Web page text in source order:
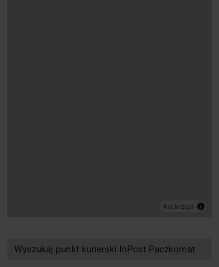
Wyszukaj punkt kurierski InPost Paczkomat